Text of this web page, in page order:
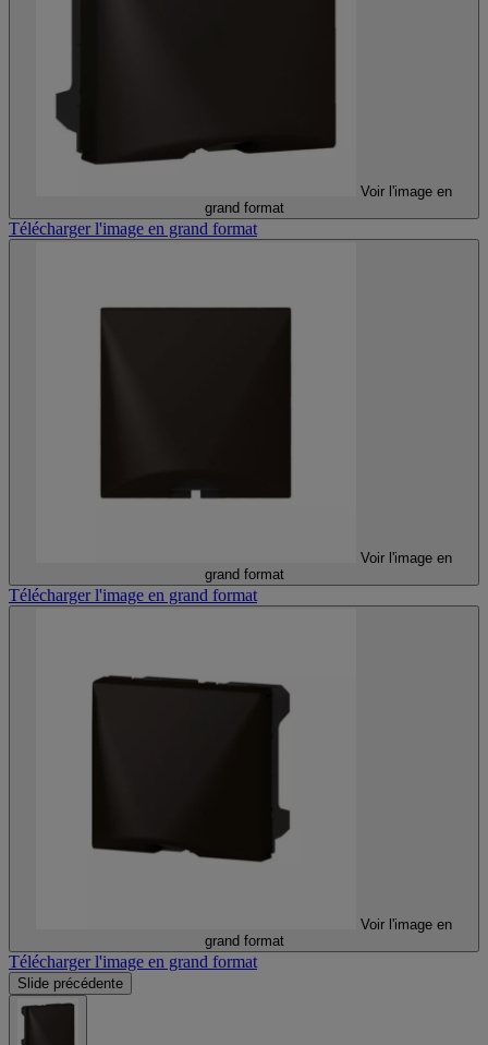
Voir l'image en
grand format
Télécharger l'image en grand format
Voir l'image en
grand format
Télécharger l'image en grand format
Voir l'image en
grand format
Télécharger l'image en grand format
Slide précédente